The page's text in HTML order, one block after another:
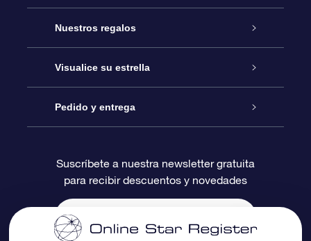
Atención
Contáctanos
Blog
Reseñas
Nuestros regalos
Regalo Estrella Online
Paquete de Regalo OSR
Tarjeta de Regalo OSR
Regalos empresariales
Visualice su estrella
Registro estelar
Página de Estrella Personalizada
Un Millón de Estrellas
Pedido y entrega
Información de Pago
Información de Envío
Suscríbete a nuestra newsletter gratuita
para recibir descuentos y novedades